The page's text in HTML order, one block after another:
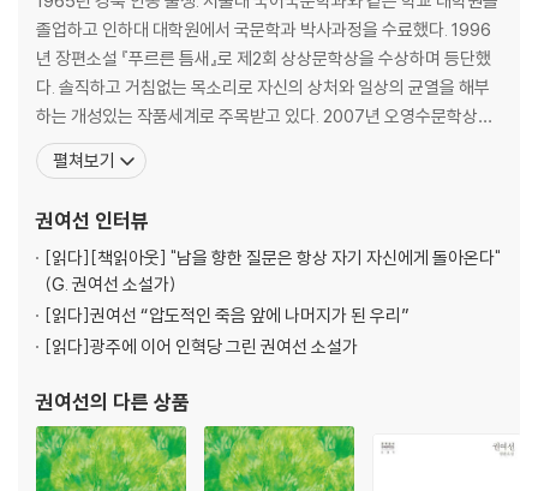
졸업하고 인하대 대학원에서 국문학과 박사과정을 수료했다. 1996
년 장편소설 『푸르른 틈새』로 제2회 상상문학상을 수상하며 등단했
다. 솔직하고 거침없는 목소리로 자신의 상처와 일상의 균열을 해부
하는 개성있는 작품세계로 주목받고 있다. 2007년 오영수문학상을
수상했다. 2008년도 제32회 이상문학상 수상작인 '사랑을 믿다'는
남녀의 사랑에 대한 감정과 그 기복을 두 겹의 이야기 속에 감추어 묘
절』, 『내 정원의 붉은 열매』, 『비자나무 숲』
펼쳐보기
권여선 인터뷰
[읽다][책읽아웃] "남을 향한 질문은 항상 자기 자신에게 돌아온다"
(G. 권여선 소설가)
[읽다]권여선 “압도적인 죽음 앞에 나머지가 된 우리”
[읽다]광주에 이어 인혁당 그린 권여선 소설가
권여선의 다른 상품